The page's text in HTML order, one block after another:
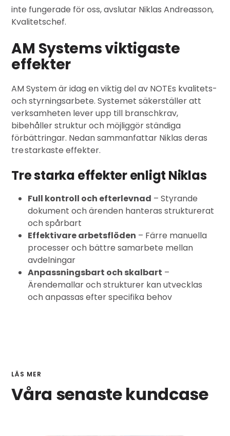
inte fungerade för oss, avslutar Niklas Andreasson,
Kvalitetschef.
AM Systems viktigaste
effekter
AM System är idag en viktig del av NOTEs kvalitets-
och styrningsarbete. Systemet säkerställer att
verksamheten lever upp till branschkrav,
bibehåller struktur och möjliggör ständiga
förbättringar. Nedan sammanfattar Niklas deras
trestarkaste effekter.
Tre starka effekter enligt Niklas
Full kontroll och efterlevnad – Styrande
dokument och ärenden hanteras strukturerat
och spårbart
Effektivare arbetsflöden – Färre manuella
processer och bättre samarbete mellan
avdelningar
Anpassningsbart och skalbart –
Ärendemallar och strukturer kan utvecklas
och anpassas efter specifika behov
LÄS MER
Våra senaste kundcase